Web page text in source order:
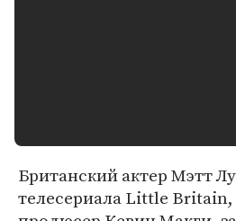
Британский актер Мэтт
телесериала Little